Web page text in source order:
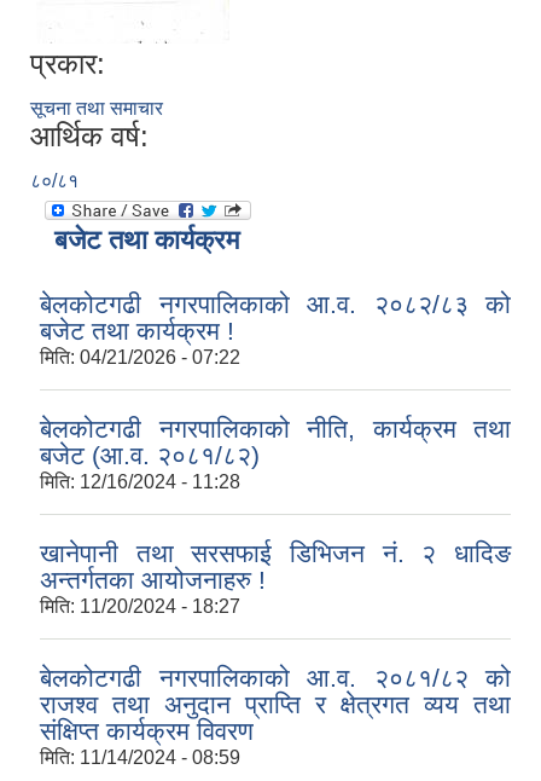
प्रकार:
सूचना तथा समाचार
आर्थिक वर्ष:
८०/८१
बजेट तथा कार्यक्रम
बेलकोटगढी नगरपालिकाको आ.व. २०८२/८३ को
बजेट तथा कार्यक्रम !
मिति: 04/21/2026 - 07:22
बेलकोटगढी नगरपालिकाको नीति, कार्यक्रम तथा
बजेट (आ.व. २०८१/८२)
मिति: 12/16/2024 - 11:28
खानेपानी तथा सरसफाई डिभिजन नं. २ धादिङ
अन्तर्गतका आयोजनाहरु !
मिति: 11/20/2024 - 18:27
बेलकोटगढी नगरपालिकाको आ.व. २०८१/८२ को
राजश्व तथा अनुदान प्राप्ति र क्षेत्रगत व्यय तथा
संक्षिप्त कार्यक्रम विवरण
मिति: 11/14/2024 - 08:59